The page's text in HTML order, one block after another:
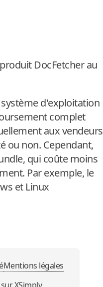
DocFetcher au
d'exploitation
complet
aux vendeurs
ou non. Cependant,
qui coûte moins
Par exemple, le
et Linux
Mentions légales